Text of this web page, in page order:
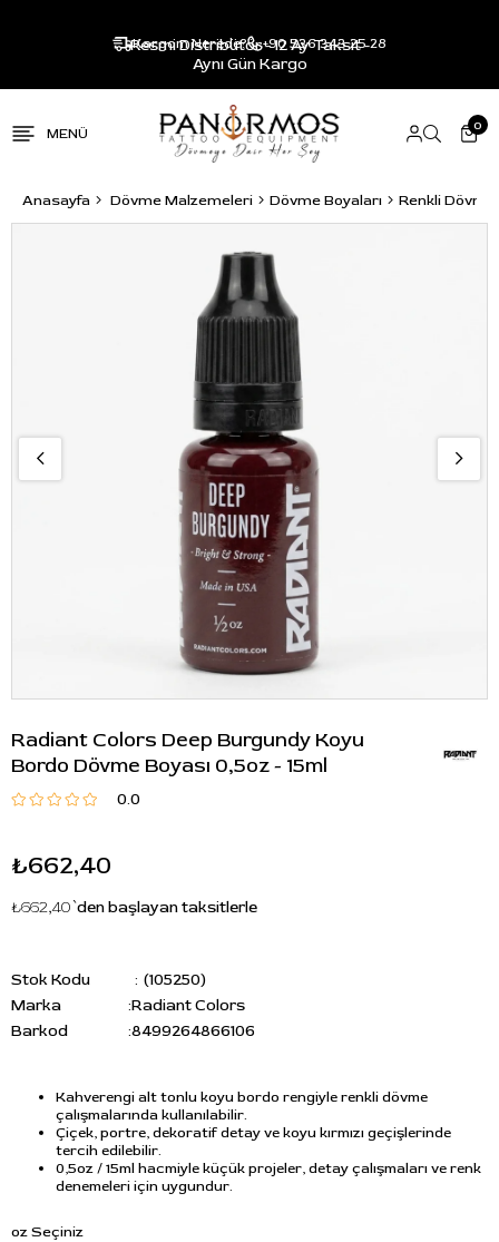
Resmi Distribütör - 12 Ay Taksit -
Aynı Gün Kargo
Kargom Nerede? +90 536 343 25 28
0
Anasayfa Dövme Malzemeleri Dövme Boyaları Renkli Dövme
Radiant Colors Deep Burgundy Koyu
Bordo Dövme Boyası 0,5oz - 15ml
0.0
₺662,40
₺662,40`den başlayan taksitlerle
Stok Kodu
(105250)
Marka
:Radiant Colors
Barkod
:8499264866106
Kahverengi alt tonlu koyu bordo rengiyle renkli dövme
çalışmalarında kullanılabilir.
Çiçek, portre, dekoratif detay ve koyu kırmızı geçişlerinde
tercih edilebilir.
0,5oz / 15ml hacmiyle küçük projeler, detay çalışmaları ve renk
denemeleri için uygundur.
oz Seçiniz